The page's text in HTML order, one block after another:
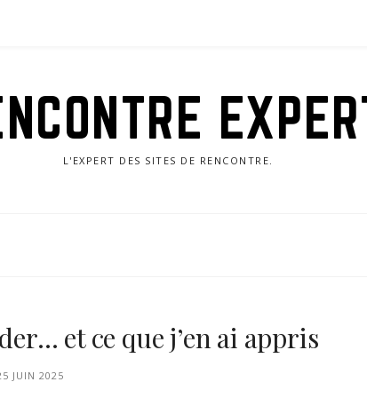
L'EXPERT DES SITES DE RENCONTRE.
et ce que j’en ai appris
JUIN 2025